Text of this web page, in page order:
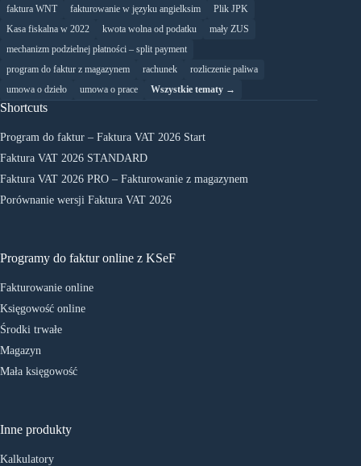
faktura WNT
fakturowanie w języku angielksim
Plik JPK
Kasa fiskalna w 2022
kwota wolna od podatku
mały ZUS
mechanizm podzielnej płatności – split payment
program do faktur z magazynem
rachunek
rozliczenie paliwa
umowa o dzieło
umowa o prace Wszystkie tematy →
Shortcuts
Program do faktur – Faktura VAT 2026 Start
Faktura VAT 2026 STANDARD
Faktura VAT 2026 PRO – Fakturowanie z magazynem
Porównanie wersji Faktura VAT 2026
Programy do faktur online z KSeF
Fakturowanie online
Księgowość online
Środki trwałe
Magazyn
Mała księgowość
Inne produkty
Kalkulatory